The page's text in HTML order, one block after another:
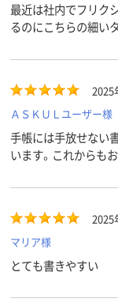
最近は社内でフリク
るのにこちらの細い
2025
ＡＳＫＵＬユーザー様
手帳には手放せない
います。これからも
2025
マリア様
とても書きやすい